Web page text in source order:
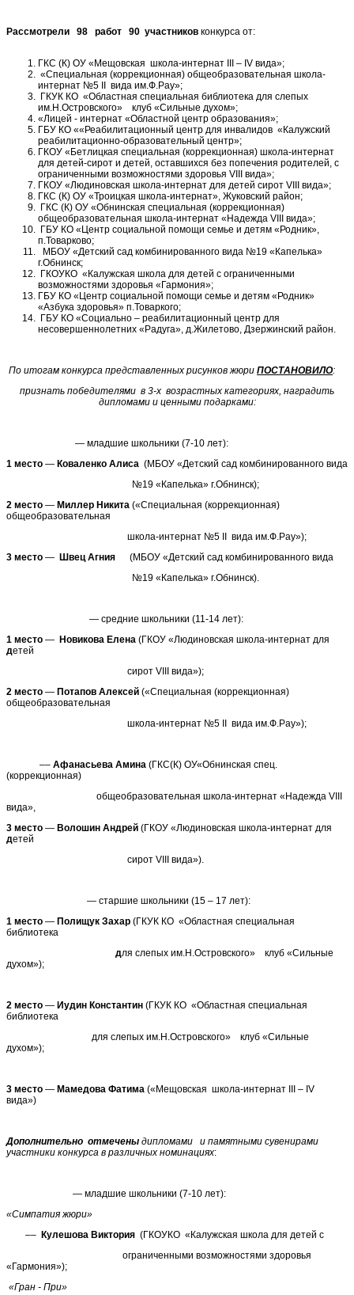
Рассмотрели 98 работ 90 участников конкурса от:
ГКС (К) ОУ «Мещовская школа-интернат III – IV вида»;
«Специальная (коррекционная) общеобразовательная школа-
интернат №5 II вида им.Ф.Рау»;
ГКУК КО «Областная специальная библиотека для слепых
им.Н.Островского» клуб «Сильные духом»;
«Лицей - интернат «Областной центр образования»;
ГБУ КО ««Реабилитационный центр для инвалидов «Калужский
реабилитационно-образовательный центр»;
ГКОУ «Бетлицкая специальная (коррекционная) школа-интернат
для детей-сирот и детей, оставшихся без попечения родителей, с
ограниченными возможностями здоровья VIII вида»;
ГКОУ «Людиновская школа-интернат для детей сирот VIII вида»;
ГКС (К) ОУ «Троицкая школа-интернат», Жуковский район;
ГКС (К) ОУ «Обнинская специальная (коррекционная)
общеобразовательная школа-интернат «Надежда VIII вида»;
ГБУ КО «Центр социальной помощи семье и детям «Родник»,
п.Товарково;
МБОУ «Детский сад комбинированного вида №19 «Капелька»
г.Обнинск;
ГКОУКО «Калужская школа для детей с ограниченными
возможностями здоровья «Гармония»;
ГБУ КО «Центр социальной помощи семье и детям «Родник»
«Азбука здоровья» п.Товаркого;
ГБУ КО «Социально – реабилитационный центр для
несовершеннолетних «Радуга», д.Жилетово, Дзержинский район.
По итогам конкурса представленных рисунков жюри ПОСТАНОВИЛО:
признать победителями в 3-х возрастных категориях, наградить
дипломами и ценными подарками:
— младшие школьники (7-10 лет):
1 место — Коваленко Алиса (МБОУ «Детский сад комбинированного вида
№19 «Капелька» г.Обнинск);
2 место — Миллер Никита («Специальная (коррекционная)
общеобразовательная
школа-интернат №5 II вида им.Ф.Рау»);
3 место — Швец Агния (МБОУ «Детский сад комбинированного вида
№19 «Капелька» г.Обнинск).
— средние школьники (11-14 лет):
1 место — Новикова Елена (ГКОУ «Людиновская школа-интернат для
детей
сирот VIII вида»);
2 место — Потапов Алексей («Специальная (коррекционная)
общеобразовательная
школа-интернат №5 II вида им.Ф.Рау»);
–– Афанасьева Амина (ГКС(К) ОУ«Обнинская спец.
(коррекционная)
общеобразовательная школа-интернат «Надежда VIII
вида»,
3 место — Волошин Андрей (ГКОУ «Людиновская школа-интернат для
детей
сирот VIII вида»).
— старшие школьники (15 – 17 лет):
1 место — Полищук Захар (ГКУК КО «Областная специальная
библиотека
для слепых им.Н.Островского» клуб «Сильные
духом»);
2 место — Иудин Константин (ГКУК КО «Областная специальная
библиотека
для слепых им.Н.Островского» клуб «Сильные
духом»);
3 место — Мамедова Фатима («Мещовская школа-интернат III – IV
вида»)
Дополнительно отмечены дипломами и памятными сувенирами
участники конкурса в различных номинациях:
— младшие школьники (7-10 лет):
«Симпатия жюри»
–– Кулешова Виктория (ГКОУКО «Калужская школа для детей с
ограниченными возможностями здоровья
«Гармония»);
«Гран - При»